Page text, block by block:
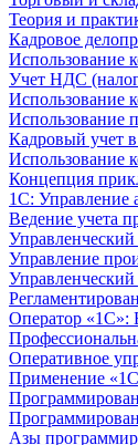
Теория и
Кадровое
Использование
Учет НДС
Использование
Использование
Кадровый учет
Использование
Концепция
1С: Управление
Ведение учета
Управление
Оператор «1С»:
Оперативное
Применение
Азы